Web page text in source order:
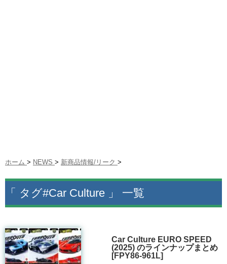
ホーム > NEWS > 新商品情報/リーク >
「 タグ#Car Culture 」 一覧
Car Culture EURO SPEED
(2025) のラインナップまとめ
[FPY86-961L]